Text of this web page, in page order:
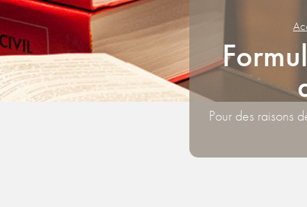
Pour des raisons